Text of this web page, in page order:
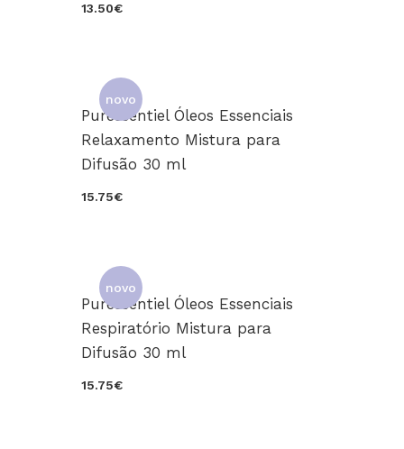
13.50€
novo
Puressentiel Óleos Essenciais
Relaxamento Mistura para
Difusão 30 ml
15.75€
novo
Puressentiel Óleos Essenciais
Respiratório Mistura para
Difusão 30 ml
15.75€